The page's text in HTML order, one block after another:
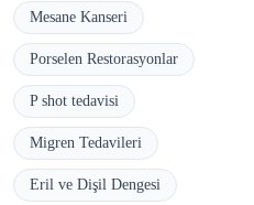
Mesane Kanseri
Porselen Restorasyonlar
P shot tedavisi
Migren Tedavileri
Eril ve Dişil Dengesi